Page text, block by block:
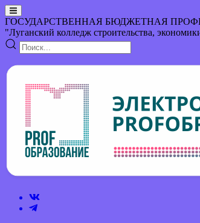
ГОСУДАРСТВЕННАЯ БЮДЖЕТНАЯ
"Луганский колледж строительства,